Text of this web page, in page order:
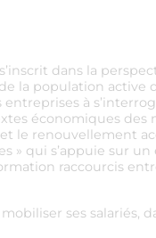
dans la
la population active
à
économiques
le renouvellement
» qui s’appuie sur
raccourcis
ses salariés,